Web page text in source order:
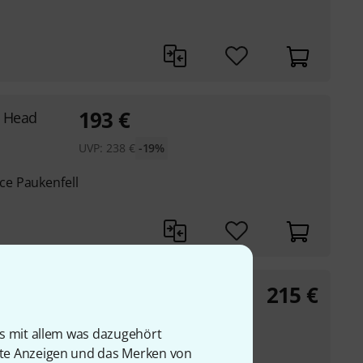
mit allem was dazugehört
Anzeigen und das Merken von
Paukenfell
193 €
UVP: 238 € -19%
Paukenfell
215 €